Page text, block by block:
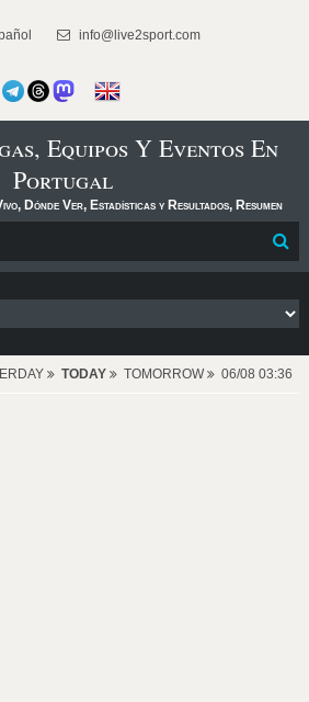
info@live2sport.com
Equipos Y Eventos En
Portugal
Dónde Ver, Estadísticas y Resultados, Resumen
TODAY TOMORROW 06/08 03:36